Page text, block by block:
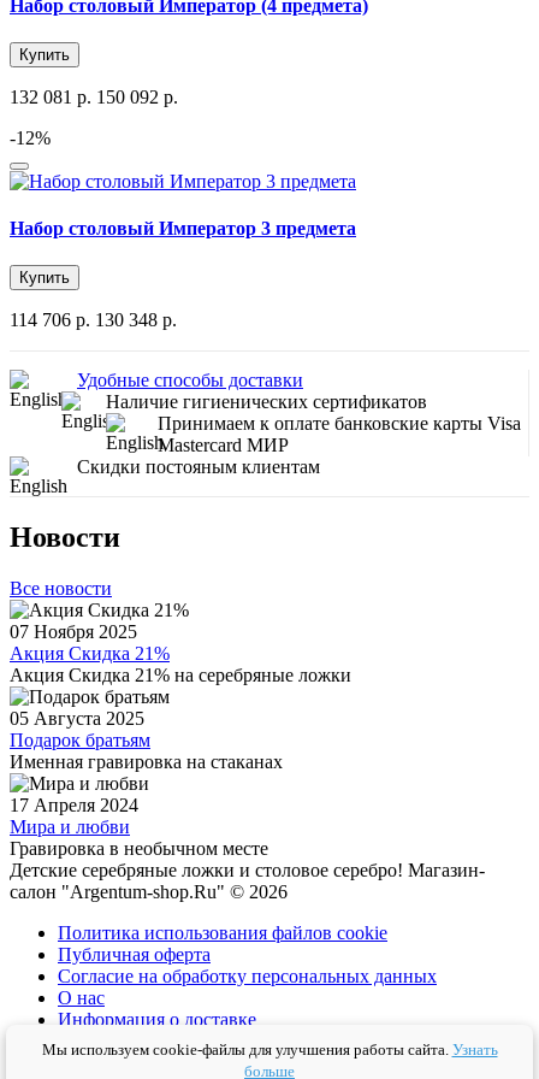
Набор столовый Император (4 предмета)
Купить
132 081 р. 150 092 р.
-12%
Набор столовый Император 3 предмета
Купить
114 706 р. 130 348 р.
Удобные способы доставки
Наличие гигиенических сертификатов
Принимаем к оплате банковские карты Visa
Mastercard МИР
Скидки постояным клиентам
Новости
Все новости
07 Ноября 2025
Акция Скидка 21%
Акция Скидка 21% на серебряные ложки
05 Августа 2025
Подарок братьям
Именная гравировка на стаканах
17 Апреля 2024
Мира и любви
Гравировка в необычном месте
Детские серебряные ложки и столовое серебро! Магазин-
салон "Argentum-shop.Ru" © 2026
Политика использования файлов cookie
Публичная оферта
Согласие на обработку персональных данных
О нас
Информация о доставке
Политика конфиденциальности
Условия соглашения
Мы используем cookie-файлы для улучшения работы сайта. Узнать
больше